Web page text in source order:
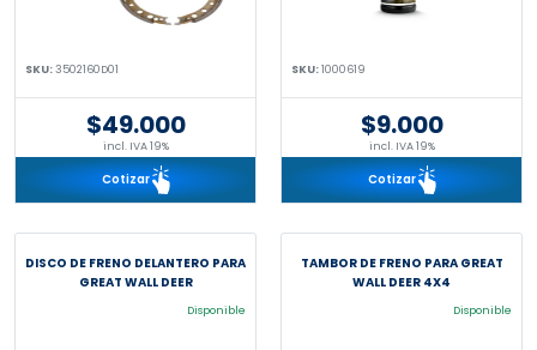
SKU:3502160D01
$49.000
incl. IVA 19%
Cotizar
SKU:1000619
$9.000
incl. IVA 19%
Cotizar
DISCO DE FRENO DELANTERO PARA
GREAT WALL DEER
Disponible
TAMBOR DE FRENO PARA GREAT
WALL DEER 4X4
Disponible